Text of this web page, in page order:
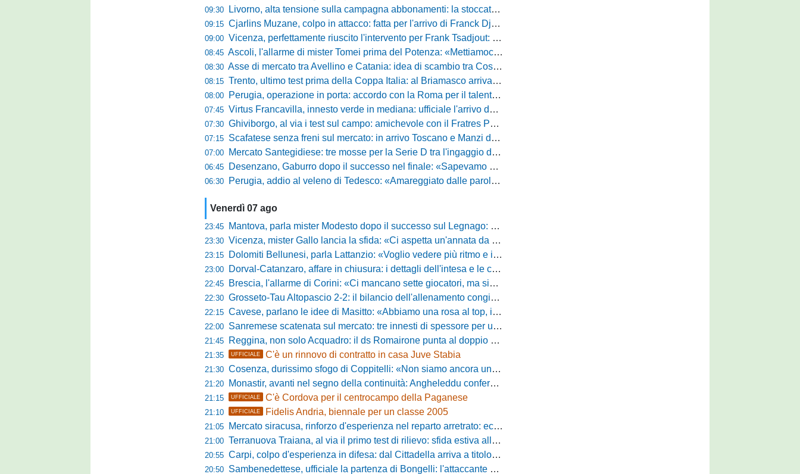
09:30 Livorno, alta tensione sulla campagna abbonamenti: la stoccata della Curva Nord alla società
09:15 Cjarlins Muzane, colpo in attacco: fatta per l'arrivo di Franck Djoulou
09:00 Vicenza, perfettamente riuscito l'intervento per Frank Tsadjout: il comunicato del club
08:45 Ascoli, l'allarme di mister Tomei prima del Potenza: «Mettiamoci l'elmetto, l'obiettivo è la salvezza e non dobbiamo vendere fumo!»
08:30 Asse di mercato tra Avellino e Catania: idea di scambio tra Cosimo Patierno e Kaleb Jimenez
08:15 Trento, ultimo test prima della Coppa Italia: al Briamasco arriva il triangolare con Südtirol e Campodarsego
08:00 Perugia, operazione in porta: accordo con la Roma per il talento Zelezny
07:45 Virtus Francavilla, innesto verde in mediana: ufficiale l'arrivo del classe 2008 Gianluca Ajello
07:30 Ghiviborgo, al via i test sul campo: amichevole con il Fratres Perignano e sguardo al nuovo girone E
07:15 Scafatese senza freni sul mercato: in arrivo Toscano e Manzi dall'Avellino per la Serie C
07:00 Mercato Santegidiese: tre mosse per la Serie D tra l'ingaggio di Diakhate e due rinnovi chiave
06:45 Desenzano, Gaburro dopo il successo nel finale: «Sapevamo che avremmo sofferto, ma si è vista la voglia di vincere»
06:30 Perugia, addio al veleno di Tedesco: «Amareggiato dalle parole di Alessandro Gaucci, mi hanno ferito umanamente»
Venerdì 07 ago
23:45 Mantova, parla mister Modesto dopo il successo sul Legnago: "Buona tenuta nervosa, ma dobbiamo migliorare"
23:30 Vicenza, mister Gallo lancia la sfida: «Ci aspetta un'annata da protagonisti in B, ma qui nessuno ha il posto fisso»
23:15 Dolomiti Bellunesi, parla Lattanzio: «Voglio vedere più ritmo e intensità, dobbiamo lasciare tutto sul campo»
23:00 Dorval-Catanzaro, affare in chiusura: i dettagli dell'intesa e le cifre dell'operazione
22:45 Brescia, l'allarme di Corini: «Ci mancano sette giocatori, ma siamo una squadra forte»
22:30 Grosseto-Tau Altopascio 2-2: il bilancio dell'allenamento congiunto e la risposta dei nuovi arrivi
22:15 Cavese, parlano le idee di Masitto: «Abbiamo una rosa al top, il pubblico del Lamberti ci spingerà lontano»
22:00 Sanremese scatenata sul mercato: tre innesti di spessore per un attacco da sogni
21:45 Reggina, non solo Acquadro: il ds Romairone punta al doppio colpo Baldan-Volpicelli
21:35 UFFICIALE C'è un rinnovo di contratto in casa Juve Stabia
21:30 Cosenza, durissimo sfogo di Coppitelli: «Non siamo ancora una squadra, ora serve tirare una riga!»
21:20 Monastir, avanti nel segno della continuità: Angheleddu confermato in panchina, in attacco arriva Loru
21:15 UFFICIALE C'è Cordova per il centrocampo della Paganese
21:10 UFFICIALE Fidelis Andria, biennale per un classe 2005
21:05 Mercato siracusa, rinforzo d'esperienza nel reparto arretrato: ecco Orlando
21:00 Terranuova Traiana, al via il primo test di rilievo: sfida estiva allo Zecchini con il Grosseto
20:55 Carpi, colpo d'esperienza in difesa: dal Cittadella arriva a titolo definitivo Riccardo Gatti
20:50 Sambenedettese, ufficiale la partenza di Bongelli: l'attaccante passa in Serie D